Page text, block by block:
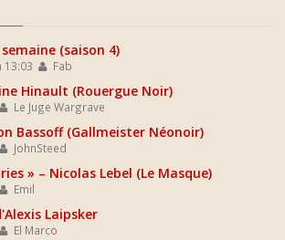
(saison 4)
13:03 Fab
Hinault (Rouergue Noir)
Le Juge Wargrave
Bassoff (Gallmeister Néonoir)
JohnSteed
» – Nicolas Lebel (Le Masque)
Emil
Laipsker
El Marco